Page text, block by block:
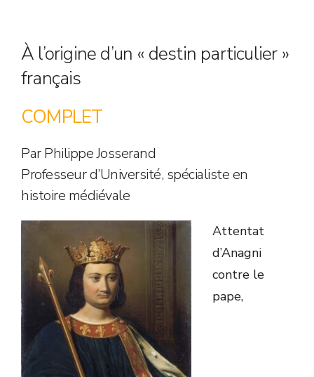
À l’origine d’un « destin particulier »
français
COMPLET
Par Philippe Josserand
Professeur d’Université, spécialiste en
histoire médiévale
Attentat
d’Anagni
contre le
pape,